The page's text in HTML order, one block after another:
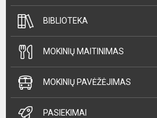
BIBLIOTEKA
MOKINIŲ MAITINIMAS
MOKINIŲ PAVĖŽĖJIMAS
PASIEKIMAI